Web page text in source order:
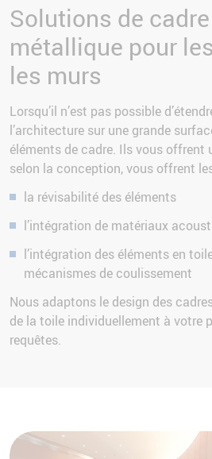
Solutions de
métallique pour
les murs
Lorsqu’il n’est pas possible
l’architecture sur une grande
éléments de cadre. Ils vous offrent
selon la conception, vous offrent
la révisabilité des éléments
l’intégration de matériaux
l’intégration des éléments en
mécanismes de coulissement
Nous adaptons le design des
de la toile individuellement à votre
requêtes.